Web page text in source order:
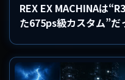
REX EX MACHINAは
た675ps級カスタム”だ